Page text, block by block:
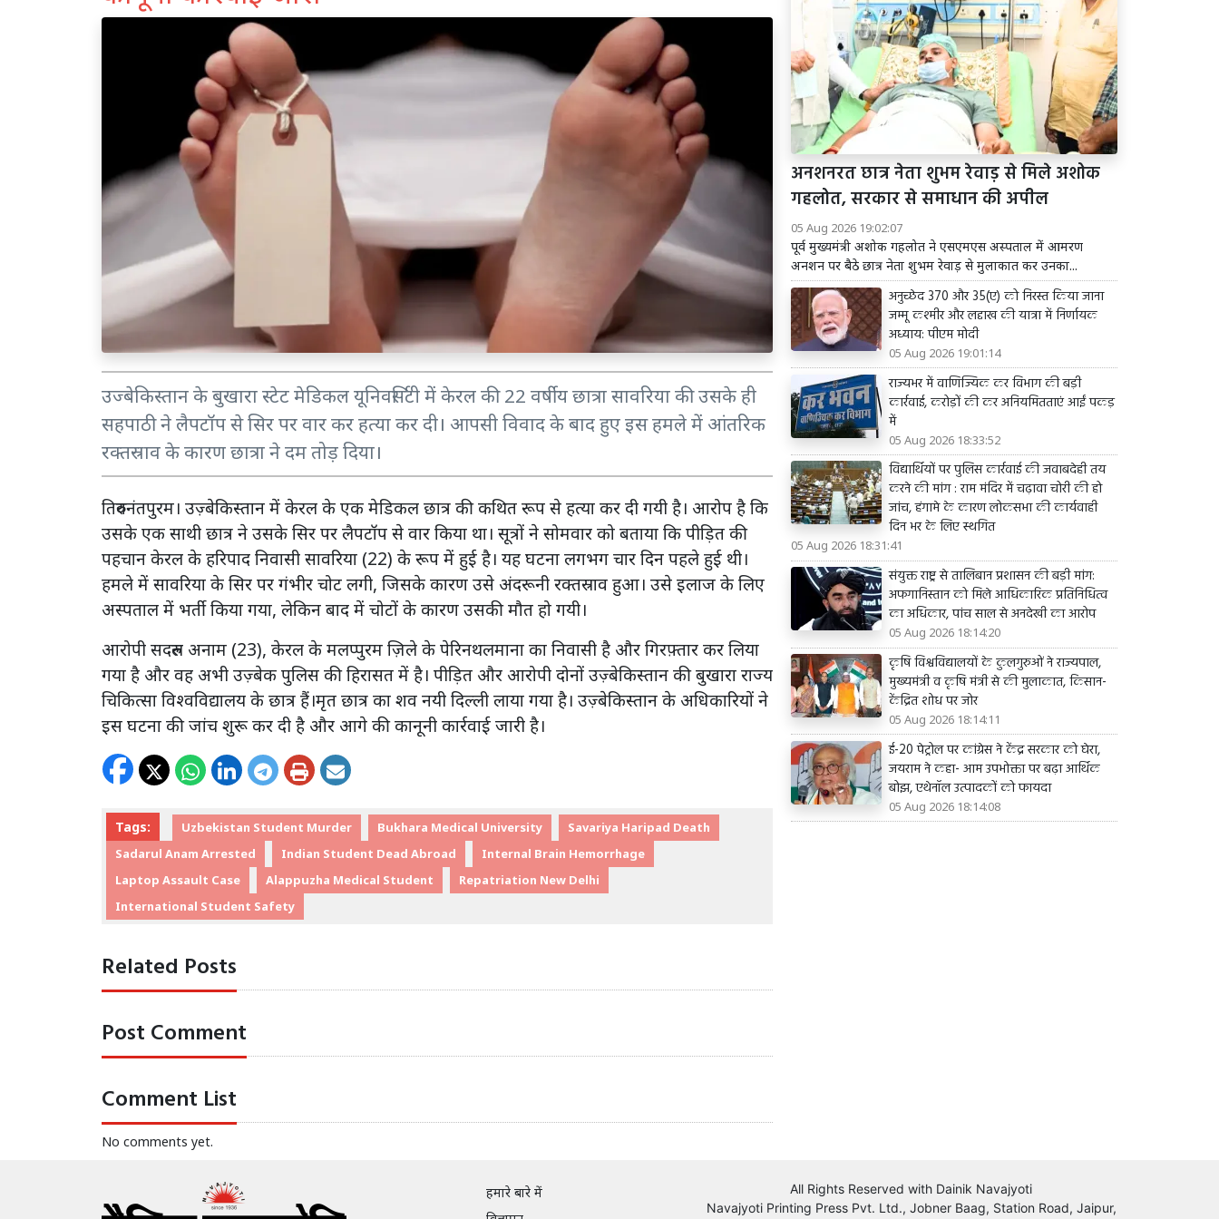
उज्बेकिस्तान के बुखारा स्टेट मेडिकल यूनिवर्सिटी में केरल की 22 वर्षीय छात्रा सावरिया की उसके ही
सहपाठी ने लैपटॉप से सिर पर वार कर हत्या कर दी। आपसी विवाद के बाद हुए इस हमले में आंतरिक
रक्तस्राव के कारण छात्रा ने दम तोड़ दिया।
तिरुवनंतपुरम। उज़्बेकिस्तान में केरल के एक मेडिकल छात्र की कथित रूप से हत्या कर दी गयी है। आरोप है कि
उसके एक साथी छात्र ने उसके सिर पर लैपटॉप से वार किया था। सूत्रों ने सोमवार को बताया कि पीड़ित की
पहचान केरल के हरिपाद निवासी सावरिया (22) के रूप में हुई है। यह घटना लगभग चार दिन पहले हुई थी।
हमले में सावरिया के सिर पर गंभीर चोट लगी, जिसके कारण उसे अंदरूनी रक्तस्राव हुआ। उसे इलाज के लिए
अस्पताल में भर्ती किया गया, लेकिन बाद में चोटों के कारण उसकी मौत हो गयी।
आरोपी सदरुल अनाम (23), केरल के मलप्पुरम ज़िले के पेरिनथलमाना का निवासी है और गिरफ़्तार कर लिया
गया है और वह अभी उज़्बेक पुलिस की हिरासत में है। पीड़ित और आरोपी दोनों उज़्बेकिस्तान की बुखारा राज्य
चिकित्सा विश्वविद्यालय के छात्र हैं।मृत छात्र का शव नयी दिल्ली लाया गया है। उज़्बेकिस्तान के अधिकारियों ने
इस घटना की जांच शुरू कर दी है और आगे की कानूनी कार्रवाई जारी है।
Tags: Uzbekistan Student Murder Bukhara Medical University
Savariya Haripad Death
Sadarul Anam Arrested
Indian Student Dead Abroad
Internal Brain Hemorrhage
Laptop Assault Case
Alappuzha Medical Student
Repatriation New Delhi
International Student Safety
Related Posts
Post Comment
Comment List
No comments yet.
अनशनरत छात्र नेता शुभम रेवाड़ से मिले अशोक
गहलोत, सरकार से समाधान की अपील
05 Aug 2026 19:02:07
पूर्व मुख्यमंत्री अशोक गहलोत ने एसएमएस अस्पताल में आमरण
अनशन पर बैठे छात्र नेता शुभम रेवाड़ से मुलाकात कर उनका...
अनुच्छेद 370 और 35(ए) को निरस्त किया जाना
जम्मू कश्मीर और लद्दाख की यात्रा में निर्णायक
अध्याय: पीएम मोदी
05 Aug 2026 19:01:14
राज्यभर में वाणिज्यिक कर विभाग की बड़ी
कार्रवाई, करोड़ों की कर अनियमितताएं आईं पकड़
में
05 Aug 2026 18:33:52
विद्यार्थियों पर पुलिस कार्रवाई की जवाबदेही तय
करने की मांग : राम मंदिर में चढ़ावा चोरी की हो
जांच, हंगामे के कारण लोकसभा की कार्यवाही
दिन भर के लिए स्थगित
05 Aug 2026 18:31:41
संयुक्त राष्ट्र से तालिबान प्रशासन की बड़ी मांग:
अफगानिस्तान को मिले आधिकारिक प्रतिनिधित्व
का अधिकार, पांच साल से अनदेखी का आरोप
05 Aug 2026 18:14:20
कृषि विश्वविद्यालयों के कुलगुरुओं ने राज्यपाल,
मुख्यमंत्री व कृषि मंत्री से की मुलाकात, किसान-
केंद्रित शोध पर जोर
05 Aug 2026 18:14:11
ई-20 पेट्रोल पर कांग्रेस ने केंद्र सरकार को घेरा,
जयराम ने कहा- आम उपभोक्ता पर बढ़ा आर्थिक
बोझ, एथेनॉल उत्पादकों को फायदा
05 Aug 2026 18:14:08
हमारे बारे में
All Rights Reserved with Dainik Navajyoti
Navajyoti Printing Press Pvt. Ltd., Jobner Baag, Station Road, Jaipur,